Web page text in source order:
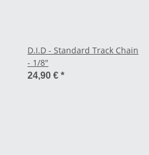
D.I.D - Standard Track Chain
- 1/8"
24,90 € *